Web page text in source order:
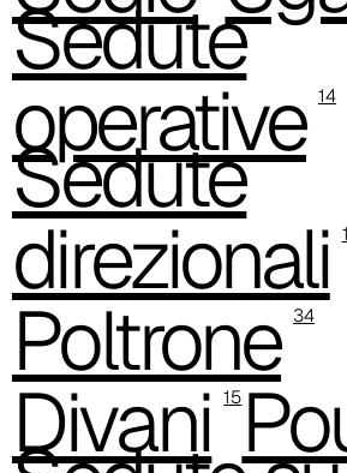
C 387
Sedute
operative 14
Sedute
direzionali
Poltrone 34
Divani 15